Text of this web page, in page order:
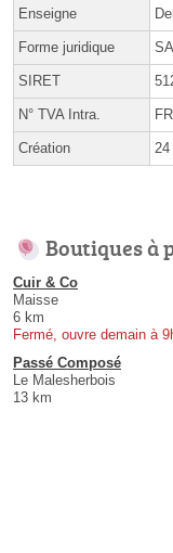
Enseigne
Forme juridique
SIRET
N° TVA Intra.
Création 24
Boutiques à
Cuir & Co
Maisse
6 km
Fermé, ouvre demain à
Passé Composé
Le Malesherbois
13 km